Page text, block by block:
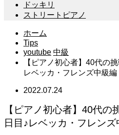
ドッキリ
ストリートピアノ
ホーム
Tips
youtube 中級
【ピアノ初心者】40代の
レベッカ・フレンズ中級編
2022.07.24
【ピアノ初心者】40代の
日目♪レベッカ・フレンズ